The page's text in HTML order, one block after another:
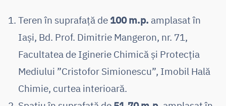
Teren în suprafață de 100 m.p. amplasat în
Iași, Bd. Prof. Dimitrie Mangeron, nr. 71,
Facultatea de Iginerie Chimică și Protecția
Mediului ”Cristofor Simionescu”, Imobil Hală
Chimie, curtea interioară.